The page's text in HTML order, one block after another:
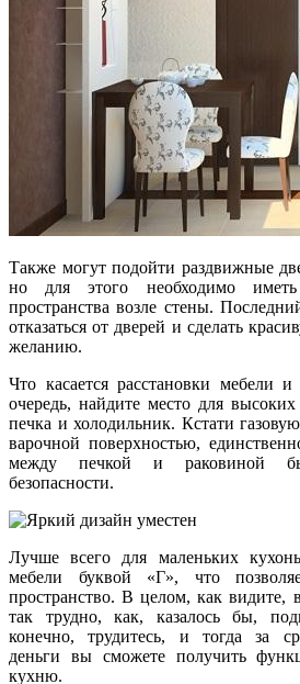
Также могут подойти раздвижные
но для этого необходимо иметь
пространства возле стены.
отказаться от дверей и сделать
желанию.
Что касается расстановки мебели
очередь, найдите место для
печка и холодильник. Кстати
варочной поверхностью,
между печкой и раковиной
безопасности.
Лучше всего для маленьких
мебели буквой «Г», что
пространство. В целом, как видите,
так трудно, как, казалось бы,
конечно, трудитесь, и тогда за
деньги вы сможете получить
кухню.